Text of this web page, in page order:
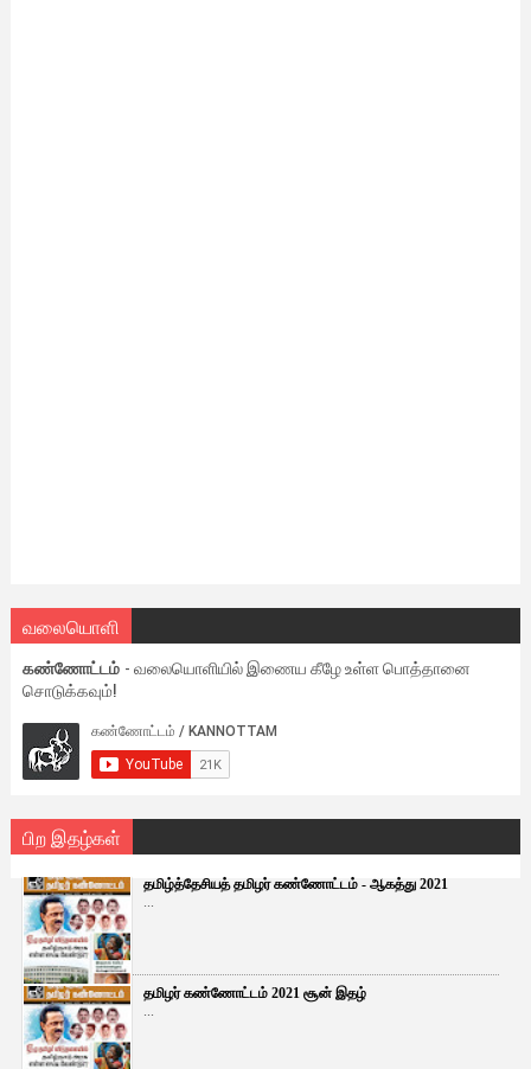
வலையொளி
கண்ணோட்டம் - வலையொளியில் இணைய கீழே உள்ள பொத்தானை
சொடுக்கவும்!
பிற இதழ்கள்
தமிழ்த்தேசியத் தமிழர் கண்ணோட்டம் - ஆகத்து 2021
...
தமிழர் கண்ணோட்டம் 2021 சூன் இதழ்
...